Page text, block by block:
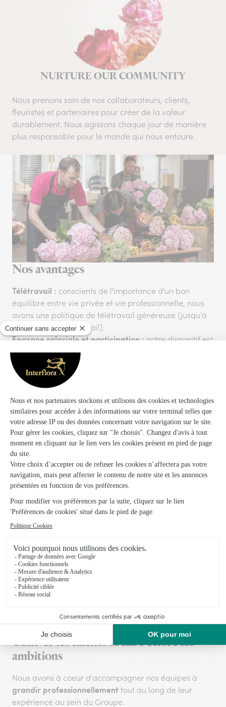
NURTURE OUR COMMUNITY
Nous prenons soin de nos collaborateurs, clients,
fleuristes et partenaires pour créer de la valeur
durablement. Nous agissons chaque jour de manière
plus responsable pour le monde qui nous entoure.
Nos avantages
Télétravail : conscients de l'importance d'un bon
équilibre entre vie privée et vie professionnelle, nous
avons une politique de télétravail généreuse (jusqu'à
50% du temps de travail).
Epargne salariale et participation :notre dispositif est
avantageux, parfait pour s'accorder de petits ou
grands plaisirs.
Santé :un choix entre deux options d'assurance et la
prise en charge des conjoints et enfants, sans frais
supplémentaire.
Desconditions privilégiées pour vos commandes
Interflora et Cadeaux.com (réductions, abonnement
Interflora+), pour gâter ceux que vous aimez, ou pour
vous-même.
Des moments qui comptent :l'année est rythmée par
des évènements festifs organisés pour les équipes, des
célébrations, Feel Good Week et autres moments de
partage.
Des locauxidéalement situés au coeur de Lyon, avec
un
roof top verdoyant
Cultiver les talents et faire éclore les
ambitions
Nous avons à coeur d'accompagner nos équipes à
grandir professionnellement tout au long de leur
expérience au sein du Groupe.